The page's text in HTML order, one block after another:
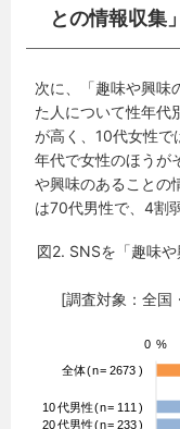
との情報収集
次に、「趣味や興味
た人について性年代
が高く、10代女性で
年代で女性のほうが
や興味のあることの
は70代男性で、4割
図2. SNSを「趣味
[調査対象：全国